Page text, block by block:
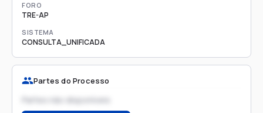
FORO
TRE-AP
SISTEMA
CONSULTA_UNIFICADA
Partes do Processo
Partes não disponíveis